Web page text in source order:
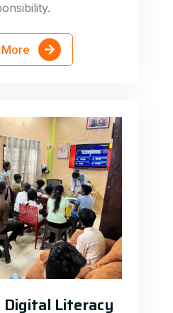
Digital Literacy